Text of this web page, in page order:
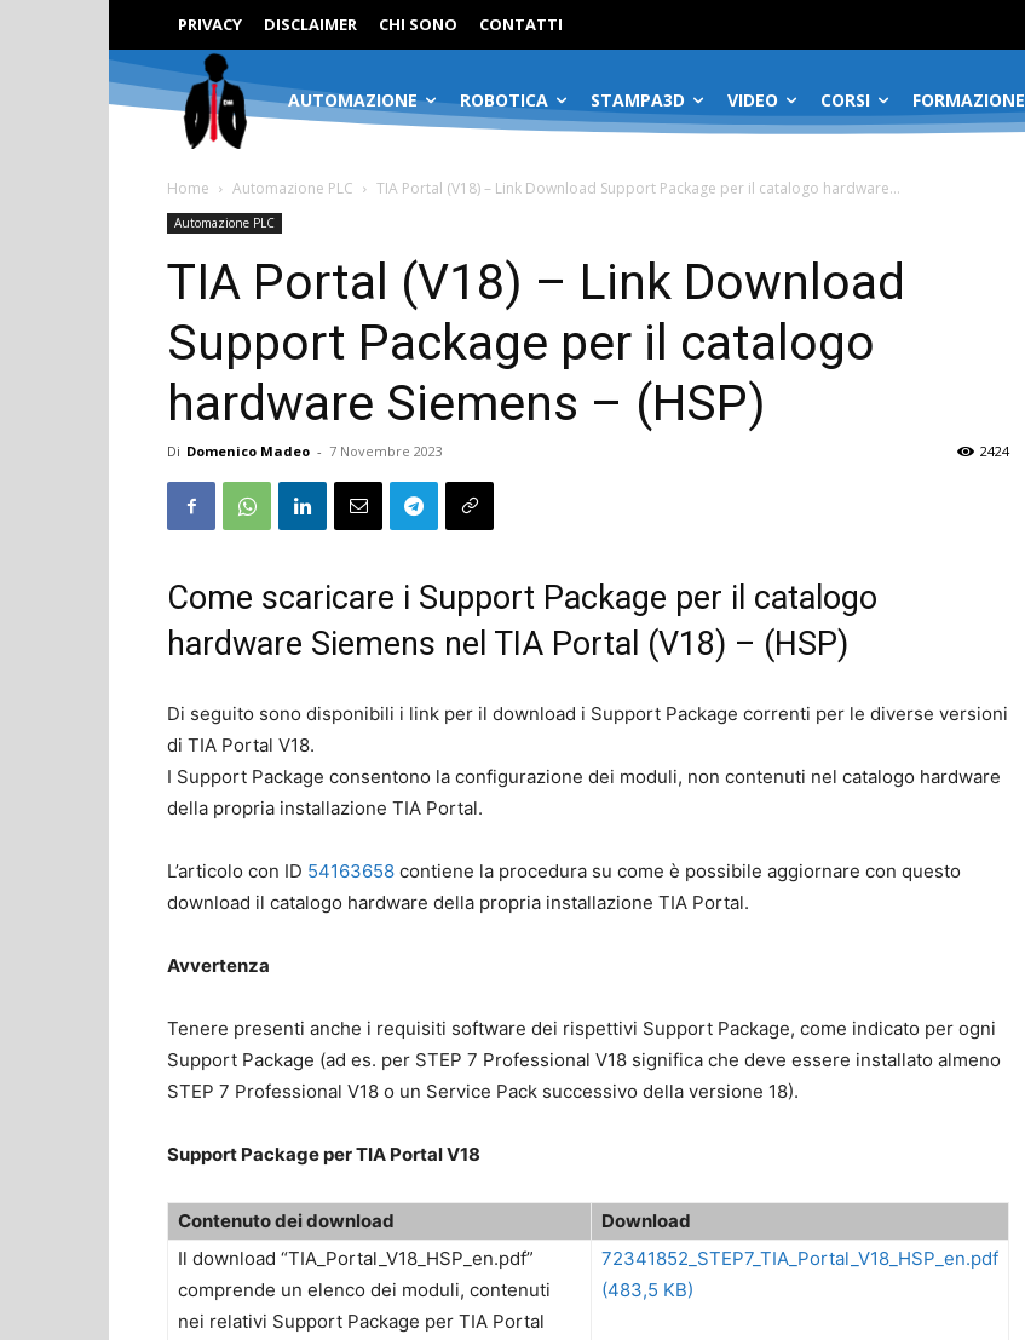
PRIVACY DISCLAIMER CHI SONO CONTATTI
AUTOMAZIONE ROBOTICA STAMPA3D VIDEO CORSI FORMAZIONE
Home Automazione PLC TIA Portal (V18) – Link Download Support Package per il catalogo hardware...
Automazione PLC
TIA Portal (V18) – Link Download
Support Package per il catalogo
hardware Siemens – (HSP)
Di Domenico Madeo - 7 Novembre 2023 2424
Come scaricare i Support Package per il catalogo
hardware Siemens nel TIA Portal (V18) – (HSP)
Di seguito sono disponibili i link per il download i Support Package correnti per le diverse versioni
di TIA Portal V18.
I Support Package consentono la configurazione dei moduli, non contenuti nel catalogo hardware
della propria installazione TIA Portal.
L’articolo con ID 54163658 contiene la procedura su come è possibile aggiornare con questo
download il catalogo hardware della propria installazione TIA Portal.
Avvertenza
Tenere presenti anche i requisiti software dei rispettivi Support Package, come indicato per ogni
Support Package (ad es. per STEP 7 Professional V18 significa che deve essere installato almeno
STEP 7 Professional V18 o un Service Pack successivo della versione 18).
Support Package per TIA Portal V18
Contenuto dei download
Download
Il download “TIA_Portal_V18_HSP_en.pdf”
comprende un elenco dei moduli, contenuti
nei relativi Support Package per TIA Portal
72341852_STEP7_TIA_Portal_V18_HSP_en.pdf
(483,5 KB)